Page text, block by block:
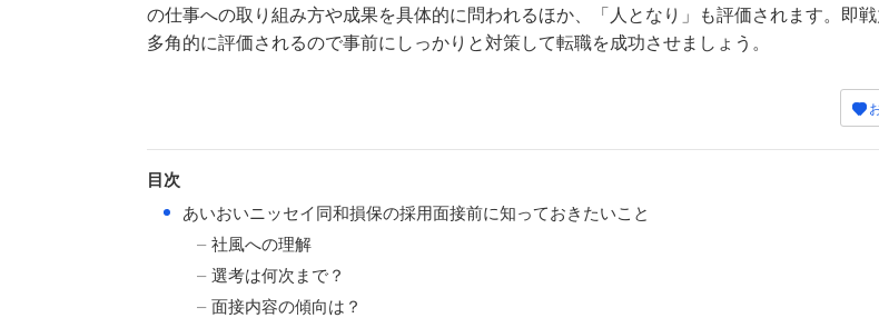
の仕事への取り組み方や成果を具体的に問われるほか、「人となり」も評価されます。即
多角的に評価されるので事前にしっかりと対策して転職を成功させましょう。
目次
● あいおいニッセイ同和損保の採用面接前に知っておきたいこと
社風への理解
選考は何次まで？
面接内容の傾向は？